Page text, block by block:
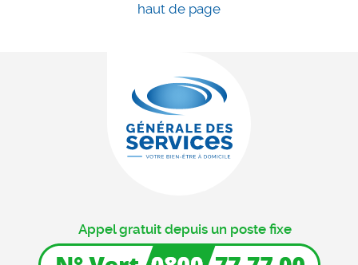
Appel gratuit depuis un poste fixe
haut de page